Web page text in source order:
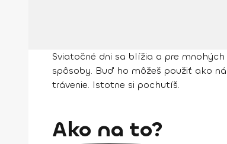
Sviatočné dni sa blížia a pre
spôsoby. Buď ho môžeš použiť ako
trávenie. Istotne si pochutíš.
Ako na to?